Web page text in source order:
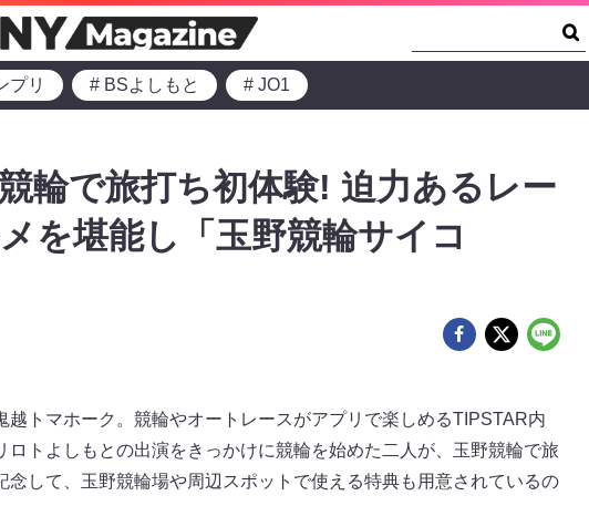
プリ # BSよしもと # JO1
輪で旅打ち初体験! 迫力あるレー
を堪能し「玉野競輪サイコ
トマホーク。競輪やオートレースがアプリで楽しめるTIPSTAR内
トよしもとの出演をきっかけに競輪を始めた二人が、玉野競輪で旅
して、玉野競輪場や周辺スポットで使える特典も用意されているの